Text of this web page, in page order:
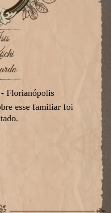
Florianópolis
esse familiar foi